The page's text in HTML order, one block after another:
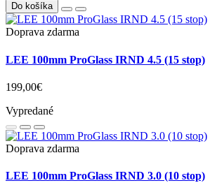
Do košíka
Doprava zdarma
LEE 100mm ProGlass IRND 4.5 (15 stop)
199,00€
Vypredané
Doprava zdarma
LEE 100mm ProGlass IRND 3.0 (10 stop)